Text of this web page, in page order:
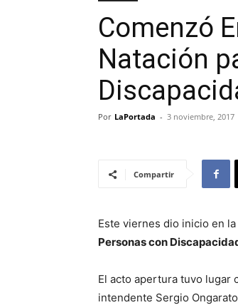
Comenzó
Natación
Por LaPortada - 3 noviembre, 2017
Compartir
Este viernes dio inicio en
Personas con
El acto apertura tuvo lugar
intendente Sergio